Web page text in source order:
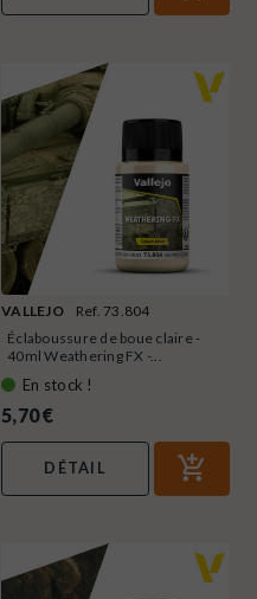
VALLEJO
Ref. 73.804
Éclaboussure de boue claire -
40ml Weathering FX -...
En stock !
5,70 €
DÉTAIL